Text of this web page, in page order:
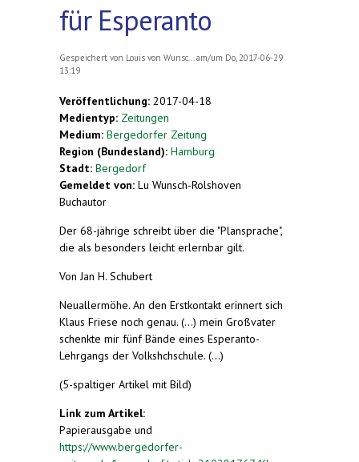
für Esperanto
Gespeichert von Louis von Wunsc...
am/um Do, 2017-06-29
13:19
Veröffentlichung: 2017-04-18
Medientyp: Zeitungen
Medium: Bergedorfer Zeitung
Region (Bundesland): Hamburg
Stadt: Bergedorf
Gemeldet von: Lu Wunsch-Rolshoven
Buchautor
Der 68-jährige schreibt über die "Plansprache",
die als besonders leicht erlernbar gilt.
Von Jan H. Schubert
Neuallermöhe. An den Erstkontakt erinnert sich
Klaus Friese noch genau. (...) mein Großvater
schenkte mir fünf Bände eines Esperanto-
Lehrgangs der Volkshchschule. (...)
(5-spaltiger Artikel mit Bild)
Link zum Artikel:
Papierausgabe und
https://www.bergedorfer-